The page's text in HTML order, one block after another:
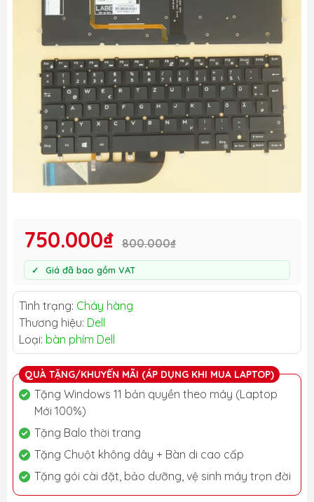
750.000₫ 800.000₫
Giá đã bao gồm VAT
Tình trạng: Cháy hàng
Thương hiệu: Dell
Loại: bàn phím Dell
QUÀ TẶNG/KHUYẾN MÃI (ÁP DỤNG KHI MUA LAPTOP)
Tặng Windows 11 bản quyền theo máy (Laptop
Mới 100%)
Tặng Balo thời trang
Tặng Chuột không dây + Bàn di cao cấp
Tặng gói cài đặt, bảo dưỡng, vệ sinh máy trọn đời